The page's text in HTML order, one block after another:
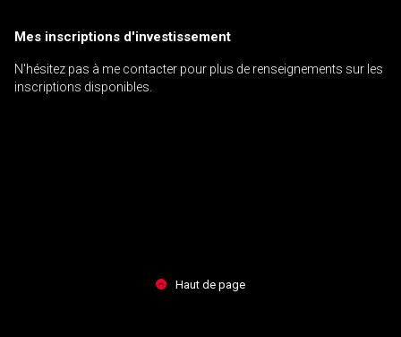
Mes inscriptions d'investissement
N'hésitez pas à me contacter pour plus de renseignements sur les
inscriptions disponibles.
Haut de page